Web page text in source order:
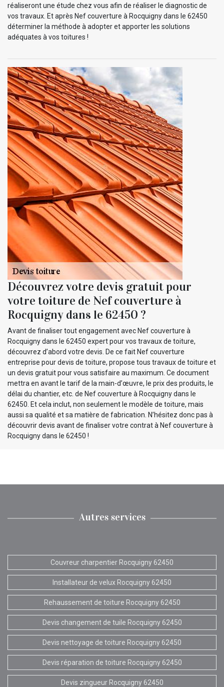
réaliseront une étude chez vous afin de réaliser le diagnostic de
vos travaux. Et après Nef couverture à Rocquigny dans le 62450
déterminer la méthode à adopter et apporter les solutions
adéquates à vos toitures !
Découvrez votre devis gratuit pour
votre toiture de Nef couverture à
Rocquigny dans le 62450 ?
Avant de finaliser tout engagement avec Nef couverture à
Rocquigny dans le 62450 expert pour vos travaux de toiture,
découvrez d’abord votre devis. De ce fait Nef couverture
entreprise pour devis de toiture, propose tous travaux de toiture et
un devis gratuit pour vous satisfaire au maximum. Ce document
mettra en avant le tarif de la main-d’œuvre, le prix des produits, le
délai du chantier, etc. de Nef couverture à Rocquigny dans le
62450. Et cela inclut, non seulement le modèle de toiture, mais
aussi sa qualité et sa matière de fabrication. N’hésitez donc pas à
découvrir devis avant de finaliser votre contrat à Nef couverture à
Rocquigny dans le 62450 !
Autres services
Couvreur charpentier Rocquigny 62450
Installateur de velux Rocquigny 62450
Rehaussement de toiture Rocquigny 62450
Devis changement de tuile Rocquigny 62450
Devis nettoyage de toiture Rocquigny 62450
Devis réparation de toiture Rocquigny 62450
Devis zingueur Rocquigny 62450